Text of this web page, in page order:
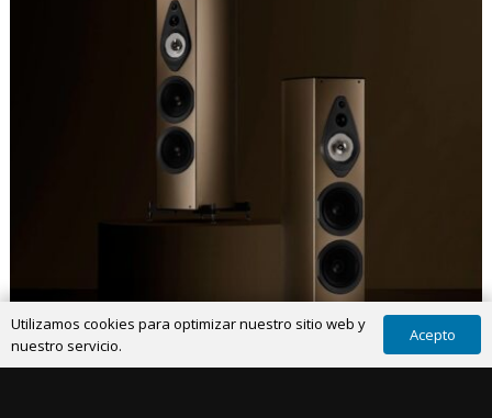
Utilizamos cookies para optimizar nuestro sitio web y
nuestro servicio.
Acepto